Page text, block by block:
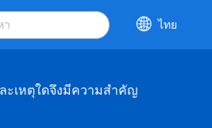
ไทย
ะเหตุใดจึงมีความสำคัญ